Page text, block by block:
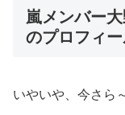
嵐メンバー
のプロフィー
いやいや、今さら